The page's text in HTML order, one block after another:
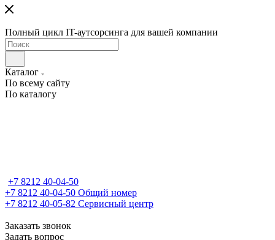
Полный цикл IT-аутсорсинга для вашей компании
Каталог
По всему сайту
По каталогу
+7 8212 40-04-50
+7 8212 40-04-50 Общий номер
+7 8212 40-05-82 Сервисный центр
Заказать звонок
Задать вопрос